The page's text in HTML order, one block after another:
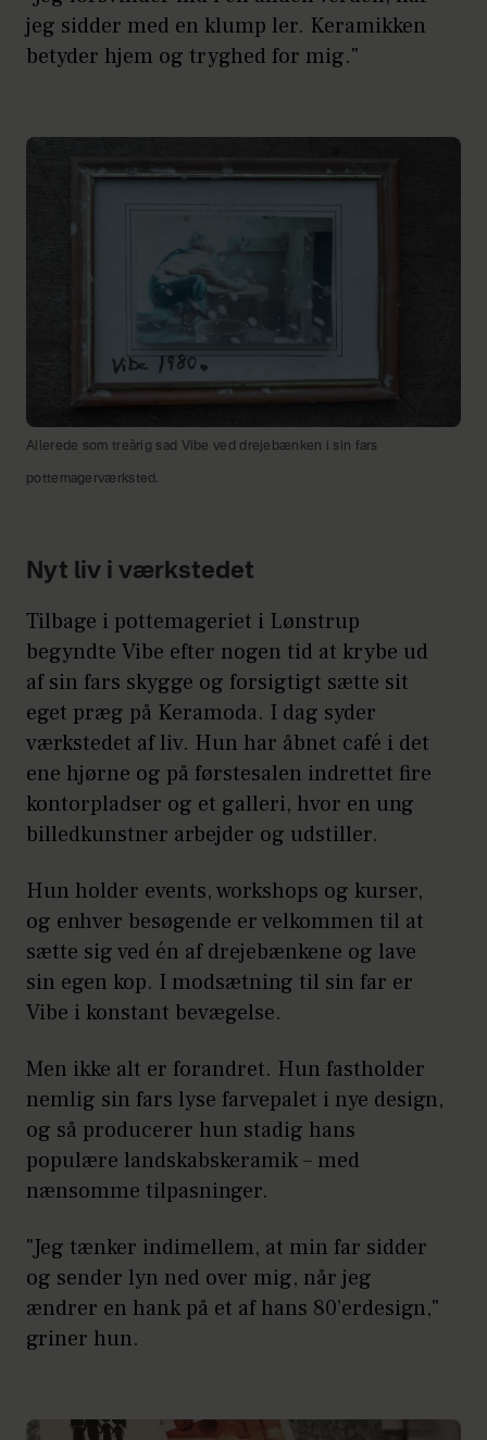
jeg sidder med en klump ler. Keramikken
betyder hjem og tryghed for mig."
Allerede som treårig sad Vibe ved drejebænken i sin fars
pottemagerværksted.
Nyt liv i værkstedet
Tilbage i pottemageriet i Lønstrup
begyndte Vibe efter nogen tid at krybe ud
af sin fars skygge og forsigtigt sætte sit
eget præg på Keramoda. I dag syder
værkstedet af liv. Hun har åbnet café i det
ene hjørne og på førstesalen indrettet fire
kontorpladser og et galleri, hvor en ung
billedkunstner arbejder og udstiller.
Hun holder events, workshops og kurser,
og enhver besøgende er velkommen til at
sætte sig ved én af drejebænkene og lave
sin egen kop. I modsætning til sin far er
Vibe i konstant bevægelse.
Men ikke alt er forandret. Hun fastholder
nemlig sin fars lyse farvepalet i nye design,
og så producerer hun stadig hans
populære landskabskeramik – med
nænsomme tilpasninger.
"Jeg tænker indimellem, at min far sidder
og sender lyn ned over mig, når jeg
ændrer en hank på et af hans 80’erdesign,"
griner hun.